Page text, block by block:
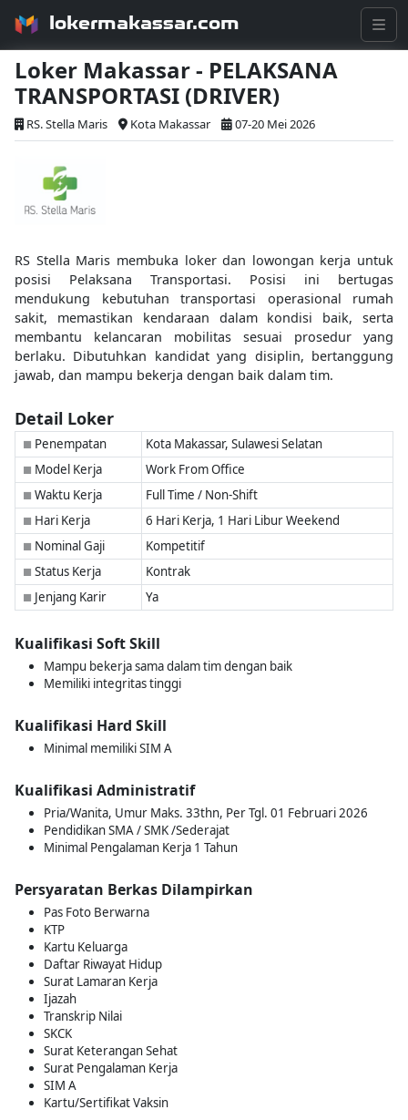
lokermakassar.com
Loker Makassar - PELAKSANA
TRANSPORTASI (DRIVER)
RS. Stella Maris Kota Makassar 07-20 Mei 2026
RS Stella Maris membuka loker dan lowongan kerja untuk
posisi Pelaksana Transportasi. Posisi ini bertugas
mendukung kebutuhan transportasi operasional rumah
sakit, memastikan kendaraan dalam kondisi baik, serta
membantu kelancaran mobilitas sesuai prosedur yang
berlaku. Dibutuhkan kandidat yang disiplin, bertanggung
jawab, dan mampu bekerja dengan baik dalam tim.
Detail Loker
■ Penempatan Kota Makassar, Sulawesi Selatan
■ Model Kerja Work From Office
■ Waktu Kerja Full Time / Non-Shift
■ Hari Kerja 6 Hari Kerja, 1 Hari Libur Weekend
■ Nominal Gaji Kompetitif
■ Status Kerja Kontrak
■ Jenjang Karir Ya
Kualifikasi Soft Skill
Mampu bekerja sama dalam tim dengan baik
Memiliki integritas tinggi
Kualifikasi Hard Skill
Minimal memiliki SIM A
Kualifikasi Administratif
Pria/Wanita, Umur Maks. 33thn, Per Tgl. 01 Februari 2026
Pendidikan SMA / SMK /Sederajat
Minimal Pengalaman Kerja 1 Tahun
Persyaratan Berkas Dilampirkan
Pas Foto Berwarna
KTP
Kartu Keluarga
Daftar Riwayat Hidup
Surat Lamaran Kerja
Ijazah
Transkrip Nilai
SKCK
Surat Keterangan Sehat
Surat Pengalaman Kerja
SIM A
Kartu/Sertifikat Vaksin